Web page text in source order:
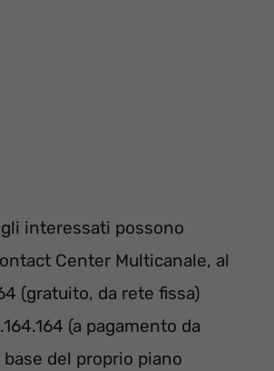
interessati possono
Center Multicanale, al
(gratuito, da rete fissa)
(a pagamento da
del proprio piano